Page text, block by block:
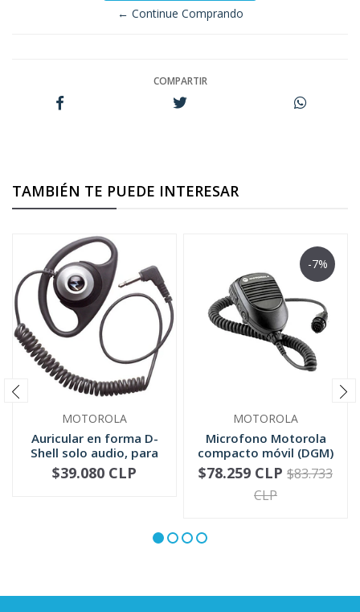
← Continue Comprando
COMPARTIR
TAMBIÉN TE PUEDE INTERESAR
MOTOROLA
Auricular en forma D-
Shell solo audio, para
mic...
+
$39.080 CLP
-7%
MOTOROLA
Microfono Motorola
compacto móvil (DGM)
RMN5052
+
-
$78.259 CLP $83.733
CLP